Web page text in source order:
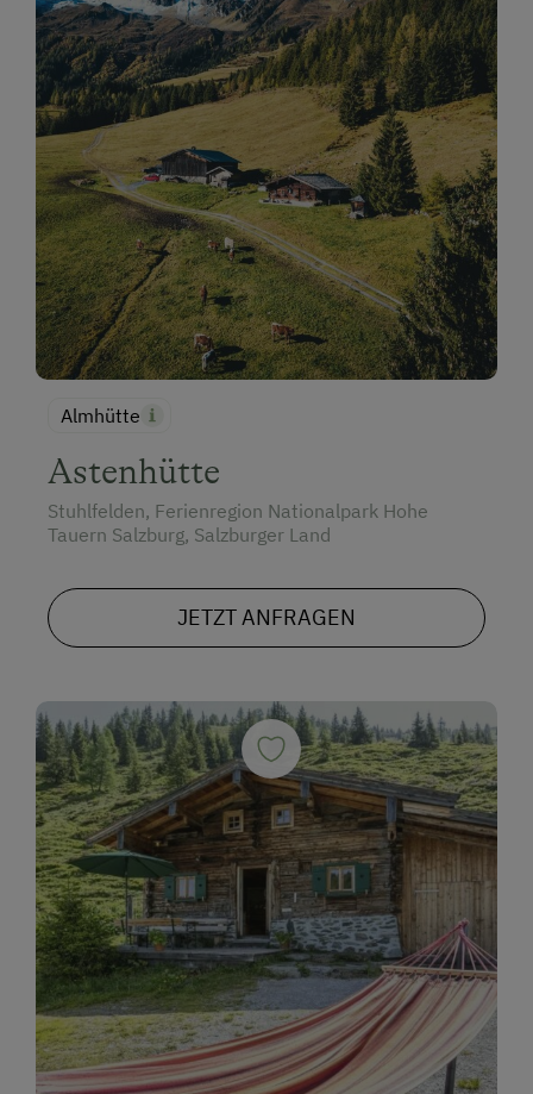
Almhütte
Astenhütte
Stuhlfelden, Ferienregion Nationalpark Hohe
Tauern Salzburg, Salzburger Land
JETZT ANFRAGEN